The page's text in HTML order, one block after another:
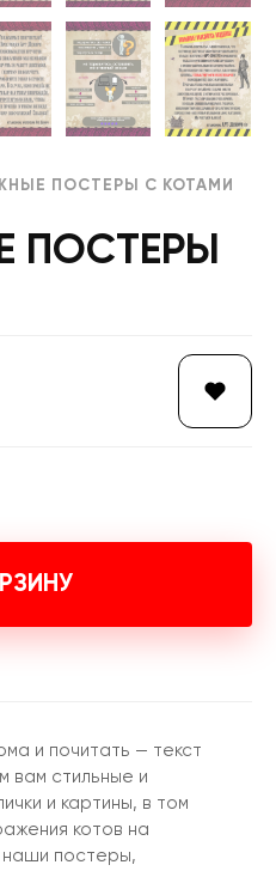
ПОСТЕРЫ С КОТАМИ
ПОСТЕРЫ
и почитать — текст
вам стильные и
и картины, в том
котов на
наши постеры,